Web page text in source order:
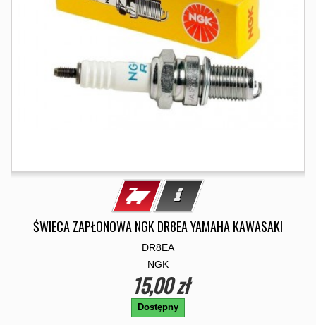
ŚWIECA ZAPŁONOWA NGK DR8EA YAMAHA KAWASAKI
DR8EA
NGK
15,00 zł
Dostępny